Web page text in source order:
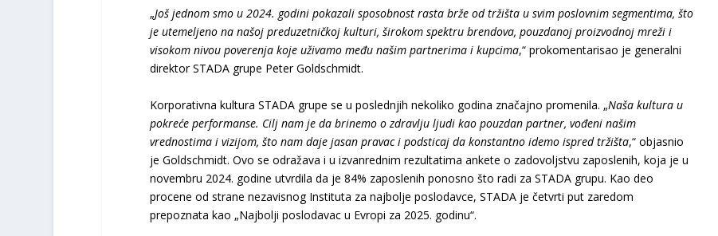
„Još jednom smo u 2024. godini pokazali sposobnost rasta brže od tržišta u svim poslovnim segmentima, što
je utemeljeno na našoj preduzetničkoj kulturi, širokom spektru brendova, pouzdanoj proizvodnoj mreži i
visokom nivou poverenja koje uživamo među našim partnerima i kupcima,“ prokomentarisao je generalni
direktor STADA grupe Peter Goldschmidt.
Korporativna kultura STADA grupe se u poslednjih nekoliko godina značajno promenila. „Naša kultura u
pokreće performanse. Cilj nam je da brinemo o zdravlju ljudi kao pouzdan partner, vođeni našim
vrednostima i vizijom, što nam daje jasan pravac i podsticaj da konstantno idemo ispred tržišta,“ objasnio
je Goldschmidt. Ovo se odražava i u izvanrednim rezultatima ankete o zadovoljstvu zaposlenih, koja je u
novembru 2024. godine utvrdila da je 84% zaposlenih ponosno što radi za STADA grupu. Kao deo
procene od strane nezavisnog Instituta za najbolje poslodavce, STADA je četvrti put zaredom
prepoznata kao „Najbolji poslodavac u Evropi za 2025. godinu“.